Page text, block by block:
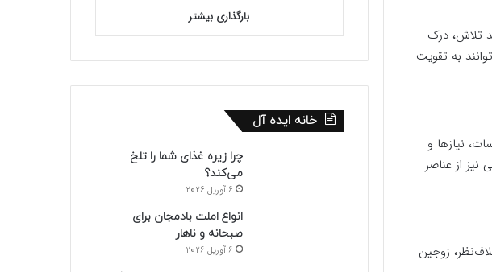
تلاش، درک
به تقویت
نیازها و
از عناصر
زوجین
بارگذاری بیشتر
خانه ایده آل
چرا زیره غذای شما را تلخ
می‌کند؟
6 آوریل 2026
انواع املت بادمجان برای
صبحانه و ناهار
6 آوریل 2026